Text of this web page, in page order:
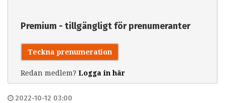
Premium - tillgängligt för prenumeranter
Teckna prenumeration
Redan medlem? Logga in här
2022-10-12 03:00